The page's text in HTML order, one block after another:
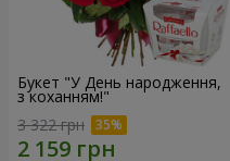
Букет "У День народження,
з коханням!"
3 322 грн